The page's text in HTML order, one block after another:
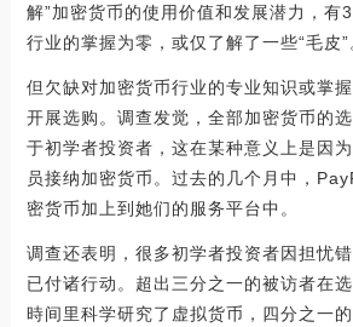
解”加密货币的使用价值和发展潜力，有
行业的掌握为零，或仅了解了一些“毛皮”
但欠缺对加密货币行业的专业知识或掌
开展选购。调查发觉，全部加密货币的
于初学者投资者，这在某种意义上是因
员接纳加密货币。过去的几个月中，
密货币加上到她们的服务平台中。
调查还表明，很多初学者投资者因担忧
已付诸行动。超出三分之一的被访者在
時间里科学研究了虚拟货币，四分之一